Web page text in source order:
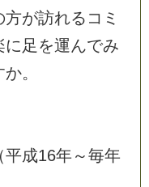
が訪れるコミ
に足を運んでみ
。
平成16年～毎年